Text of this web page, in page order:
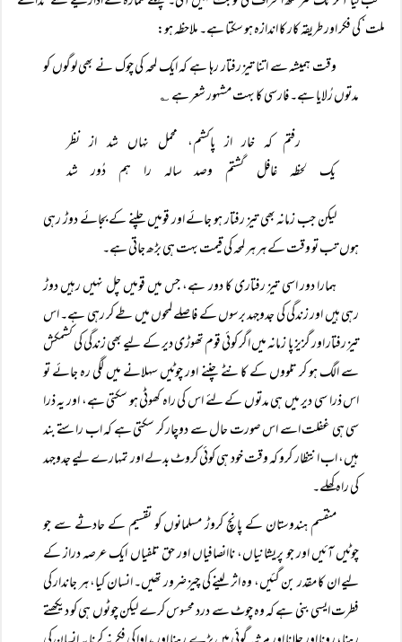
ملت‘ کی فکر اور طریقہ کار کا اندازہ ہو سکتا ہے۔ ملاحظہ ہو:
وقت ہمیشہ سے اتنا تیز رفتار رہا ہے کہ ایک لمحہ کی چوک نے بھی لوگوں کو
مدتوں رُلایا ہے۔ فارسی کا بہت مشہور شعر ہے ؎
رفتم کہ خار از پاکشم، محمل نہاں شد از نظر
یک لحظہ غافل گشتم وصد سالہ را ہم دُور شد
لیکن جب زمانہ بھی تیز رفتار ہو جائے اور قومیں چلنے کے بجائے دوڑ رہی
ہوں تب تو وقت کے ہر ہر لمحہ کی قیمت بہت ہی بڑھ جاتی ہے۔
ہمارا دور اسی تیز رفتاری کا دور ہے، جس میں قومیں چل نہیں رہیں دوڑ
رہی ہیں اور زندگی کی جدوجہد برسوں کے فاصلے لمحوں میں طے کر رہی ہے۔ اس
تیز رفتار اور گزیز پا زمانہ میں اگر کوئی قوم تھوڑی دیر کے لیے بھی زندگی کی کشمکش
سے الگ ہو کر تلووں کے کانٹے چننے اور چوٹیں سہلانے میں لگی رہ جائے تو
اس ذرا سی دیر میں ہی مدتوں کے لئے اس کی راہ کھوٹی ہو سکتی ہے، اور یہ ذرا
سی ہی غفلت اسے اس صورت حال سے دوچار کر سکتی ہے کہ اب راستے بند
ہیں، اب انتظار کرو کہ وقت خود ہی کوئی کروٹ بدلے اور تمہارے لیے جدوجہد
کی راہ کھلے۔
منقسم ہندوستان کے پانچ کروڑ مسلمانوں کو تقسیم کے حادثے سے جو
چوٹیں آئیں اور جو پریشانیاں، ناانصافیاں اور حق تلفیاں ایک عرصہ دراز کے
لیے ان کا مقدر بن گئیں، وہ اثر لینے کی چیز ضرور تھیں۔ انسان کیا، ہر جاندار کی
فطرت ایسی بنی ہے کہ وہ چوٹ سے درد محسوس کرے لیکن چوٹوں ہی کو دیکھتے